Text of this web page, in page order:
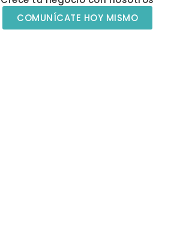
COMUNÍCATE HOY MISMO